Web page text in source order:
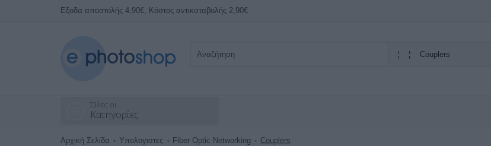
Εξοδα αποστολής 4,90€, Κόστος αντικαταβολής 2,90€
Όλες οι
Κατηγορίες
Αρχική Σελίδα Υπολογιστες Fiber Optic Networking Couplers